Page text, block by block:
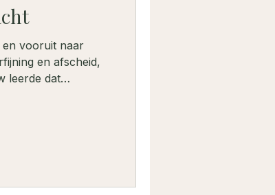
en vooruit naar
en afscheid,
leerde dat